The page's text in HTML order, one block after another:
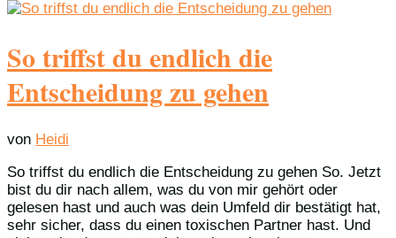
So triffst du endlich die
Entscheidung zu gehen
von Heidi
So triffst du endlich die Entscheidung zu gehen So. Jetzt
bist du dir nach allem, was du von mir gehört oder
gelesen hast und auch was dein Umfeld dir bestätigt hat,
sehr sicher, dass du einen toxischen Partner hast. Und